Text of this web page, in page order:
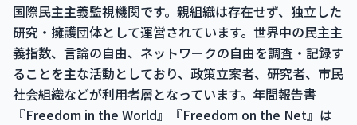
国際民主主義監視機関です。親組織は存在せず、独立した
研究・擁護団体として運営されています。世界中の民主主
義指数、言論の自由、ネットワークの自由を調査・記録す
ることを主な活動としており、政策立案者、研究者、市民
社会組織などが利用者層となっています。年間報告書
『Freedom in the World』『Freedom on the Net』は